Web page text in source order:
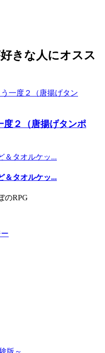
きな人にオスス
度２（唐揚げタンポ
＆タオルケッ...
＆タオルケッ...
のRPG